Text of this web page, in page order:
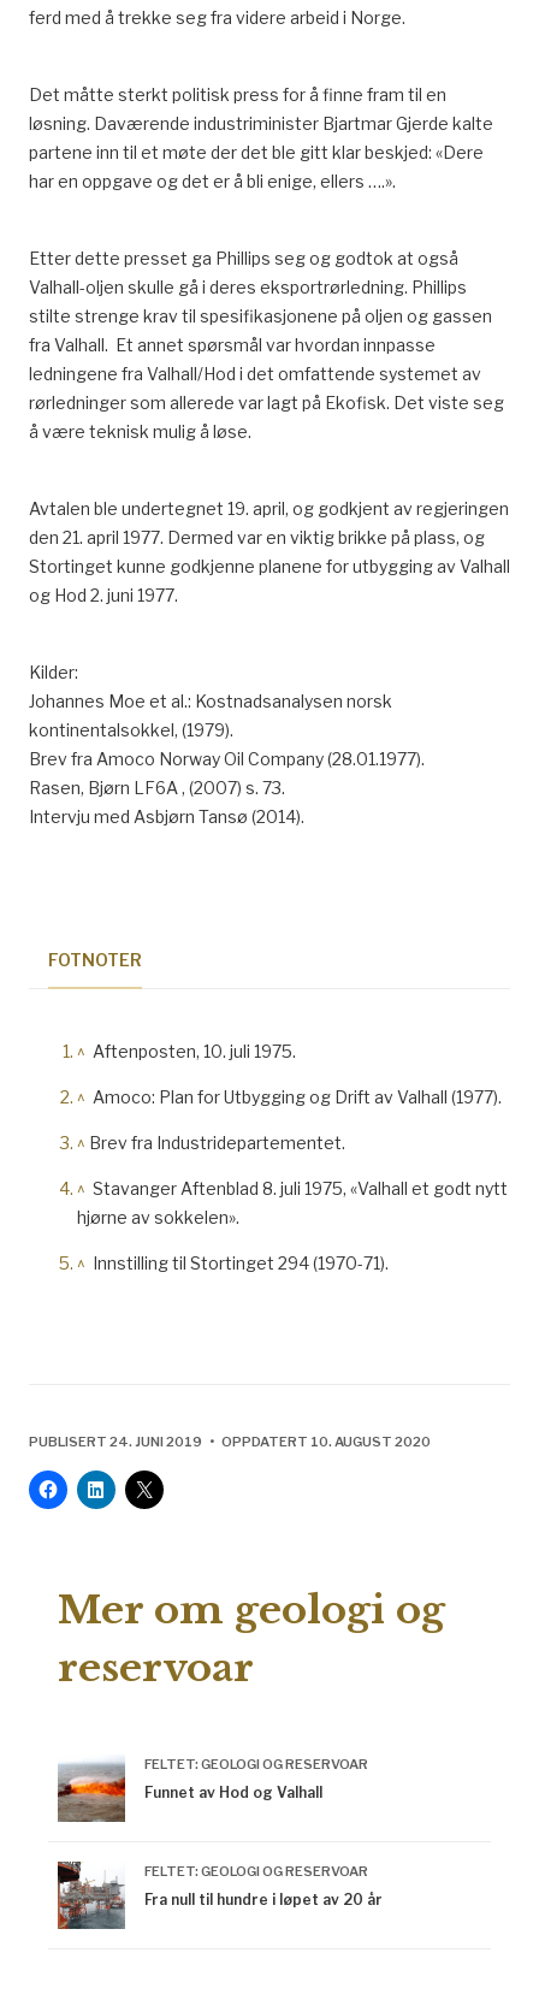
ferd med å trekke seg fra videre arbeid i Norge.
Det måtte sterkt politisk press for å finne fram til en
løsning. Daværende industriminister Bjartmar Gjerde kalte
partene inn til et møte der det ble gitt klar beskjed: «Dere
har en oppgave og det er å bli enige, ellers ….».
Etter dette presset ga Phillips seg og godtok at også
Valhall-oljen skulle gå i deres eksportrørledning. Phillips
stilte strenge krav til spesifikasjonene på oljen og gassen
fra Valhall. Et annet spørsmål var hvordan innpasse
ledningene fra Valhall/Hod i det omfattende systemet av
rørledninger som allerede var lagt på Ekofisk. Det viste seg
å være teknisk mulig å løse.
Avtalen ble undertegnet 19. april, og godkjent av regjeringen
den 21. april 1977. Dermed var en viktig brikke på plass, og
Stortinget kunne godkjenne planene for utbygging av Valhall
og Hod 2. juni 1977.
Kilder:
Johannes Moe et al.: Kostnadsanalysen norsk
kontinentalsokkel, (1979).
Brev fra Amoco Norway Oil Company (28.01.1977).
Rasen, Bjørn LF6A , (2007) s. 73.
Intervju med Asbjørn Tansø (2014).
FOTNOTER
^ Aftenposten, 10. juli 1975.
^ Amoco: Plan for Utbygging og Drift av Valhall (1977).
^ Brev fra Industridepartementet.
^ Stavanger Aftenblad 8. juli 1975, «Valhall et godt nytt
hjørne av sokkelen».
^ Innstilling til Stortinget 294 (1970-71).
PUBLISERT 24. JUNI 2019 • OPPDATERT 10. AUGUST 2020
Mer om geologi og
reservoar
FELTET: GEOLOGI OG RESERVOAR
Funnet av Hod og Valhall
FELTET: GEOLOGI OG RESERVOAR
Fra null til hundre i løpet av 20 år